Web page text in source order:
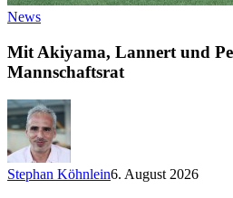
News
Mit Akiyama, Lannert und
Mannschaftsrat
Stephan Köhnlein6. August 2026